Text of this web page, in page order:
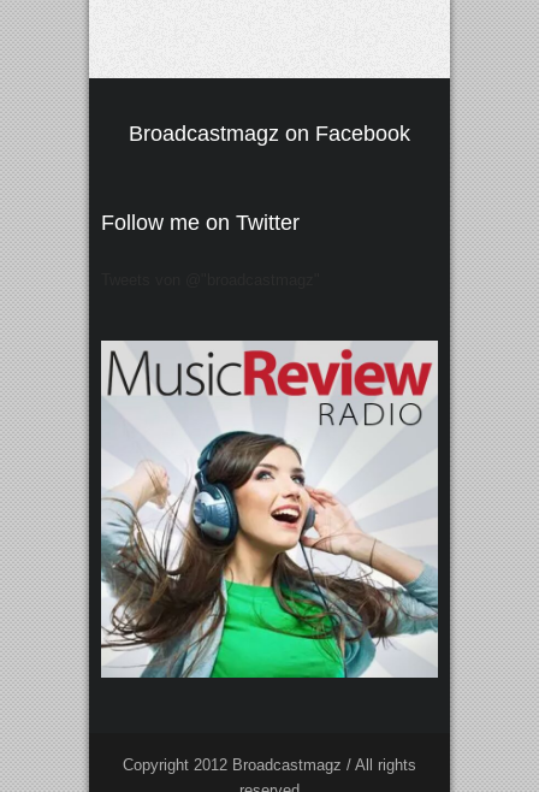
Broadcastmagz on Facebook
Follow me on Twitter
Copyright 2012 Broadcastmagz / All rights